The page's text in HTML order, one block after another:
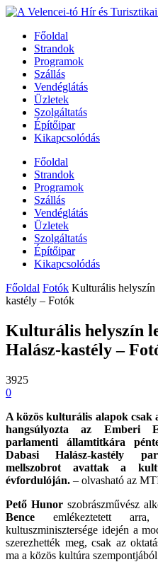
Főoldal
Strandok
Programok
Szállás
Vendéglátás
Üzletek
Szolgáltatás
Építőipar
Kikapcsolódás
Főoldal
Strandok
Programok
Szállás
Vendéglátás
Üzletek
Szolgáltatás
Építőipar
Kikapcsolódás
Főoldal Fotók Kulturális helyszín
kastély – Fotók
Kulturális helyszín
Halász-kastély –
3925
0
A közös kulturális alapok csak
hangsúlyozta az Emberi
parlamenti államtitkára
Dabasi Halász-kastély
mellszobrot avattak a
évfordulóján. – olvasható az
Pető Hunorszobrászművész
Bence emlékeztetett
kultuszminisztersége idején a
szerezhették meg, csak az
ma a közös kultúra